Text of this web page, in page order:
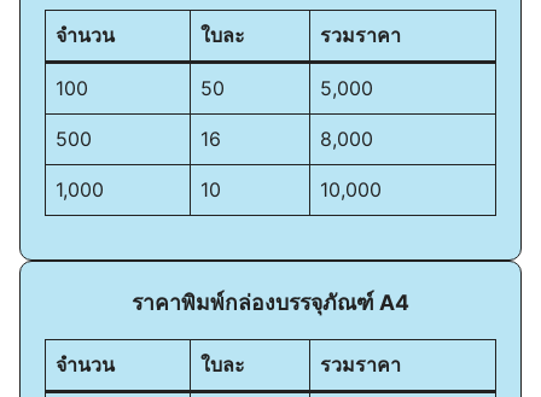
จำนวน ใบละ รวมราคา
100 50 5,000
500 16 8,000
1,000 10 10,000
ราคาพิมพ์กล่องบรรจุภัณฑ์ A4
จำนวน ใบละ รวมราคา